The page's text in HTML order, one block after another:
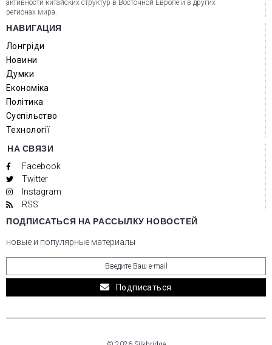
активности китайских структур в Восточной Европе и в других
регионах мира.
НАВИГАЦИЯ
Лонгріди
Новини
Думки
Економіка
Політика
Суспільство
Технології
НА СВЯЗИ
Facebook
Twitter
Instagram
RSS
ПОДПИСАТЬСЯ НА РАССЫЛКУ НОВОСТЕЙ
новые и популярные материалы
Подписаться